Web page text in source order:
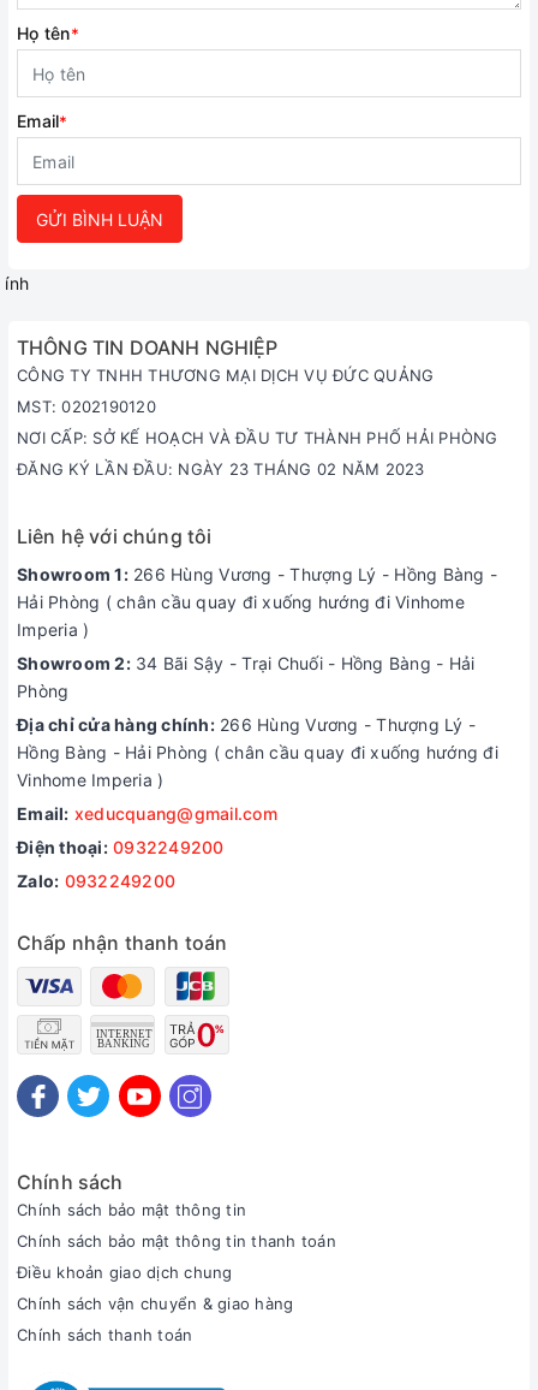
Họ tên*
Email*
GỬI BÌNH LUẬN
ính
THÔNG TIN DOANH NGHIỆP
CÔNG TY TNHH THƯƠNG MẠI DỊCH VỤ ĐỨC QUẢNG
MST: 0202190120
NƠI CẤP: SỞ KẾ HOẠCH VÀ ĐẦU TƯ THÀNH PHỐ HẢI PHÒNG
ĐĂNG KÝ LẦN ĐẦU: NGÀY 23 THÁNG 02 NĂM 2023
Liên hệ với chúng tôi
Showroom 1:266 Hùng Vương - Thượng Lý - Hồng Bàng -
Hải Phòng ( chân cầu quay đi xuống hướng đi Vinhome
Imperia )
Showroom 2:34 Bãi Sậy - Trại Chuối - Hồng Bàng - Hải
Phòng
Địa chỉ cửa hàng chính:266 Hùng Vương - Thượng Lý -
Hồng Bàng - Hải Phòng ( chân cầu quay đi xuống hướng đi
Vinhome Imperia )
Email: xeducquang@gmail.com
Điện thoại: 0932249200
Zalo: 0932249200
Chấp nhận thanh toán
Chính sách
Chính sách bảo mật thông tin
Chính sách bảo mật thông tin thanh toán
Điều khoản giao dịch chung
Chính sách vận chuyển & giao hàng
Chính sách thanh toán